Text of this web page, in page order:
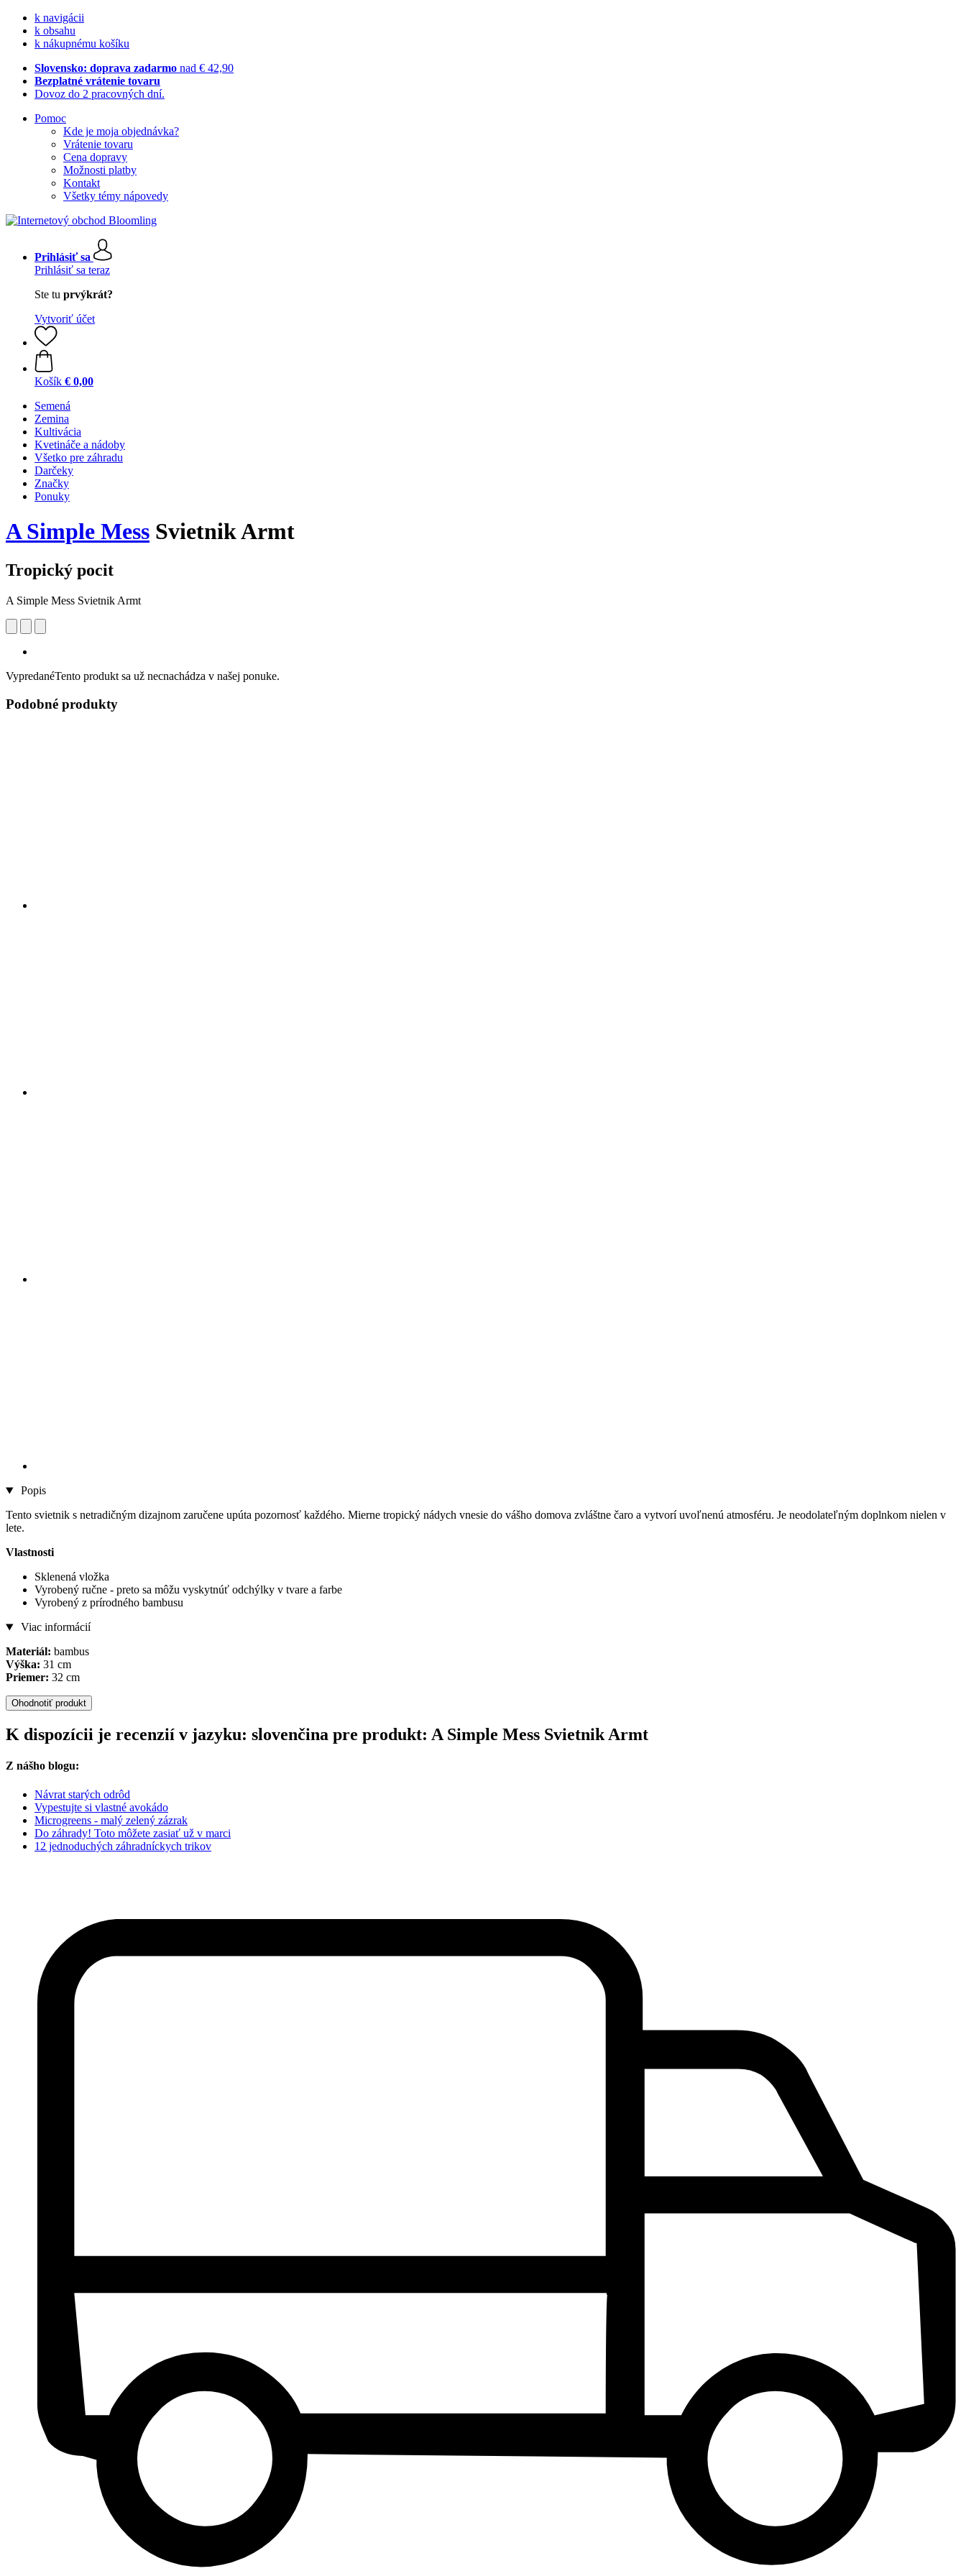
k navigácii
k obsahu
k nákupnému košíku
Slovensko: doprava zadarmo nad € 42,90
Bezplatné vrátenie tovaru
Dovoz do 2 pracovných dní.
Pomoc
Kde je moja objednávka?
Vrátenie tovaru
Cena dopravy
Možnosti platby
Kontakt
Všetky témy nápovedy
Prihlásiť sa
Prihlásiť sa teraz
Ste tu prvýkrát?
Vytvoriť účet
Košík € 0,00
Semená
Zemina
Kultivácia
Kvetináče a nádoby
Všetko pre záhradu
Darčeky
Značky
Ponuky
A Simple Mess Svietnik Armt
Tropický pocit
A Simple Mess Svietnik Armt
VypredanéTento produkt sa už necnachádza v našej ponuke.
Podobné produkty
Popis
Tento svietnik s netradičným dizajnom zaručene upúta pozornosť každého. Mierne tropický nádych vnesie do vášho domova zvláštne čaro a vytvorí uvoľnenú atmosféru. Je neodolateľným doplnkom nielen v
lete.
Vlastnosti
Sklenená vložka
Vyrobený ručne - preto sa môžu vyskytnúť odchýlky v tvare a farbe
Vyrobený z prírodného bambusu
Viac informácií
Materiál: bambus
Výška: 31 cm
Priemer: 32 cm
Ohodnotiť produkt
K dispozícii je recenzií v jazyku: slovenčina pre produkt: A Simple Mess Svietnik Armt
Z nášho blogu:
Návrat starých odrôd
Vypestujte si vlastné avokádo
Microgreens - malý zelený zázrak
Do záhrady! Toto môžete zasiať už v marci
12 jednoduchých záhradníckych trikov